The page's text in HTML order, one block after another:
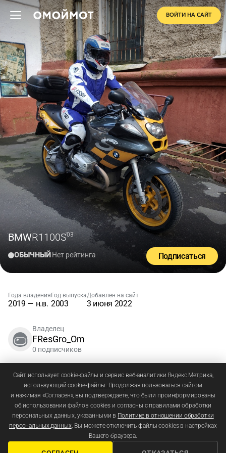
ВОЙТИ НА САЙТ
BMWR1100S'03
ОБЫЧНЫЙНет рейтинга Подписаться
Года владения
2019 — н.в.
Год выпуска
2003
Добавлен на сайт
3 июня 2022
Владелец
FResGro_Om
0 подписчиков
Зарегистрируйтесьиливойдите, чтобы добавлять
комментарии
Сайт использует cookie-файлы и сервис веб-аналитики Яндекс.Метрика,
использующий cookie-файлы. Продолжая пользоваться сайтом
и нажимая «Согласен», вы подтверждаете, что были проинформированы
об использовании файлов cookies и согласны с правилами обработки
персональных данных, указанными в Политике в отношении обработки
персональных данных. Вы можете отключить файлы cookies в настройках
Вашего браузера.